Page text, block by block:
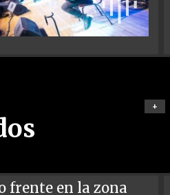
+
frente en la zona